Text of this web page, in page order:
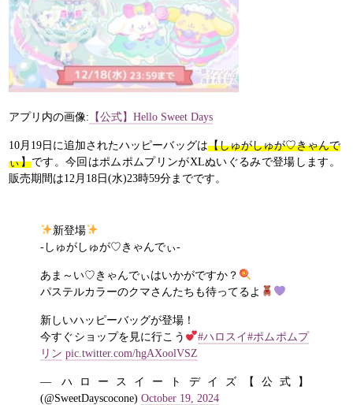
アプリ内の画像: 【公式】Hello Sweet Days
10月19日に追加されたハッピーバッグは【しゅがしゅが♡きゃんで
ぃ】です。今回はポムポムプリンがXLぬいぐるみで登場します。
販売期間は12月18日(水)23時59分までです。
新登場
-しゅがしゅが♡きゃんでぃ-
あま～い♡きゃんでぃはいかがですか？
パステルカラーのクマさんたちも待ってるよ
新しいハッピーバッグが登場！
今すぐショップを見に行こう
#ハロスイ#ポムポムプ
リン pic.twitter.com/hgAXoolVSZ
— ハロースイートデイズ【公式】
(@SweetDayscocone)October 19, 2024